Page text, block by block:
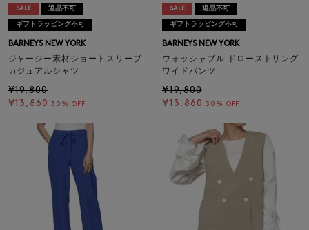
SALE 返品不可
ギフトラッピング不可
BARNEYS NEW YORK
ジャージー素材ショートスリーブ
カジュアルシャツ
¥19,800
¥13,860 30% OFF
SALE 返品不可
ギフトラッピング不可
BARNEYS NEW YORK
ウォッシャブル ドローストリング
ワイドパンツ
¥19,800
¥13,860 30% OFF